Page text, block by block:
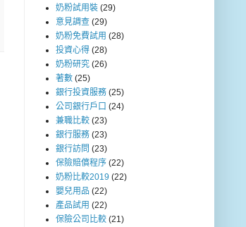
奶粉試用裝 (29)
意見調查 (29)
奶粉免費試用 (28)
投資心得 (28)
奶粉研究 (26)
著數 (25)
銀行投資服務 (25)
公司銀行戶口 (24)
兼職比較 (23)
銀行服務 (23)
銀行訪問 (23)
保險賠償程序 (22)
奶粉比較2019 (22)
嬰兒用品 (22)
產品試用 (22)
保險公司比較 (21)